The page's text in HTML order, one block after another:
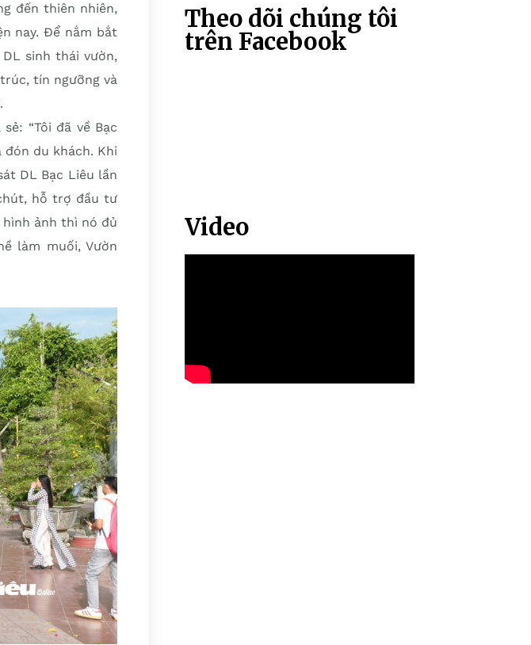
đến thiên nhiên,
nay. Để nắm bắt
sinh thái vườn,
tín ngưỡng và
“Tôi đã về Bạc
du khách. Khi
DL Bạc Liêu lần
hỗ trợ đầu tư
ảnh thì nó đủ
làm muối, Vườn
Theo dõi chúng tôi
trên Facebook
Video